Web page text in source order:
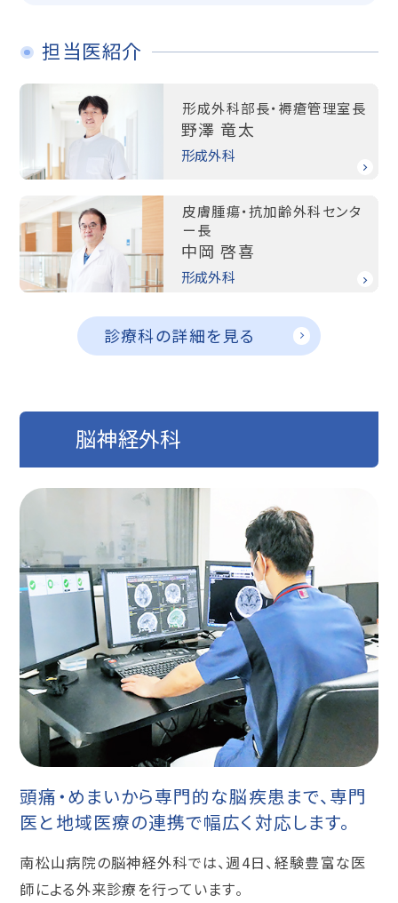
担当医紹介
形成外科部長・褥瘡管理室長
野澤 竜太
形成外科
皮膚腫瘍・抗加齢外科センタ
ー長
中岡 啓喜
形成外科
診療科の詳細を見る
脳神経外科
頭痛・めまいから専門的な脳疾患まで、専門
医と地域医療の連携で幅広く対応します。
南松山病院の脳神経外科では、週4日、経験豊富な医
師による外来診療を行っています。